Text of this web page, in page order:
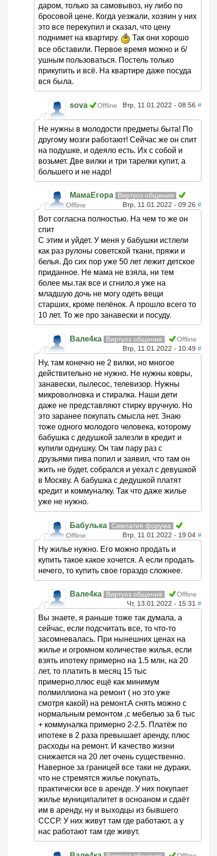
даром, только за самовывоз, ну либо по
бросовой цене. Когда уезжали, хозяин у них
это все перекупил и сказал, что цену
поднимет на квартиру.
Так они хорошо
все обставили. Первое время можно и б/
ушным пользоваться. Постель только
прикупить и всё. На квартире даже посуда
вся была.
sova Offline Втр, 11.01.2022 - 08:56 #
Не нужны в молодости предметы быта! По
другому мозги работают! Сейчас же он спит
на подушке, и одеяло есть. Их с собой и
возьмет. Две вилки и три тарелки купит, а
большего и не надо!
МамаЕгора
Виртуоз общения
Offline
Втр, 11.01.2022 - 09:26 #
Вот согласна полностью. На чем то же он
спит
С этим и уйдет. У меня у бабушки истлели
как раз рулоны советской ткани, пряжи и
белья. До сих пор уже 50 лет лежит детское
приданное. Не мама не взяла, ни тем
более мы.так все и сгнило.я уже на
младшую дочь не могу одеть вещи
старших, кроме пелёнок. А прошло всего то
10 лет. То же про занавески и посуду.
Вале4ка Виртуоз общения
Offline
Втр, 11.01.2022 - 10:49 #
Ну, там конечно не 2 вилки, но многое
действительно не нужно. Не нужны ковры,
занавески, пылесос, телевизор. Нужны
микроволновка и стиралка. Наши дети
даже не представляют стирку вручную. Но
это заранее покупать смысла нет. Знаю
тоже одного молодого человека, которому
бабушка с дедушкой залезли в кредит и
купили однушку. Он там пару раз с
друзьями пива попил и заявил, что там он
жить не будет, собрался и уехал с девушкой
в Москву. А бабушка с дедушкой платят
кредит и коммуналку. Так что даже жилье
уже не нужно.
Бабулька
Симпатия форума
Offline
Втр, 11.01.2022 - 19:04 #
Ну жилье нужно. Его можно продать и
купить такое какое хочется. А если продать
нечего, то купить свое гораздо сложнее.
Вале4ка Виртуоз общения
Offline
Чт, 13.01.2022 - 15:31 #
Вы знаете, я раньше тоже так думала, а
сейчас, если подсчитать все, то что-то
засомневалась. При нынешних ценах на
жилье и огромном количестве жилья, если
взять ипотеку примерно на 1.5 млн, на 20
лет, то платить в месяц 15 тыс
примерно,плюс ещё как минимум
полмиллиона на ремонт ( но это уже
смотря какой) на ремонт.А снять можно с
нормальным ремонтом ,с мебелью за 6 тыс
+ коммуналка примерно 2-2.5. Платёж по
ипотеке в 2 раза превышает аренду, плюс
расходы на ремонт. И качество жизни
снижается на 20 лет очень существенно.
Наверное за границей все таки не дураки,
что не стремятся жилье покупать,
практически все в аренде. У них покупает
жилье муниципалитет в осноаном и сдаёт
им в аренду, ну и выходцы из бывшего
СССР. У них живут там где работают, а у
нас работают там где живут.